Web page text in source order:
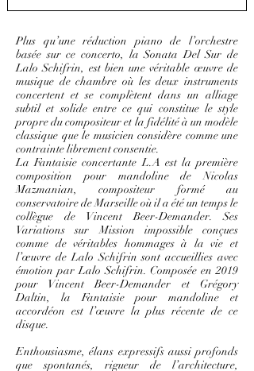
Plus qu’une réduction piano de l’orchestre
basée sur ce concerto, la Sonata Del Sur de
Lalo Schifrin, est bien une véritable œuvre de
musique de chambre où les deux instruments
concertent et se complètent dans un alliage
subtil et solide entre ce qui constitue le style
propre du compositeur et la fidélité à un modèle
classique que le musicien considère comme une
contrainte librement consentie.
La Fantaisie concertante L.A est la première
composition pour mandoline de Nicolas
Mazmanian, compositeur formé au
conservatoire de Marseille où il a été un temps le
collègue de Vincent Beer-Demander. Ses
Variations sur Mission impossible conçues
comme de véritables hommages à la vie et
l’œuvre de Lalo Schifrin sont accueillies avec
émotion par Lalo Schifrin. Composée en 2019
pour Vincent Beer-Demander et Grégory
Daltin, la Fantaisie pour mandoline et
accordéon est l’œuvre la plus récente de ce
disque.
Enthousiasme, élans expressifs aussi profonds
que spontanés, rigueur de l’architecture,